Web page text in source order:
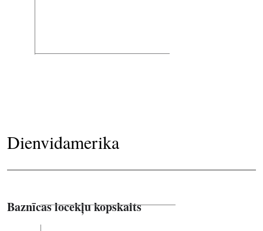
Dienvidamerika
Baznīcas locekļu kopskaits